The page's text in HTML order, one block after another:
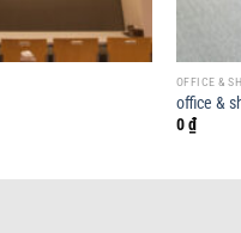
OFFICE &
office &
0₫